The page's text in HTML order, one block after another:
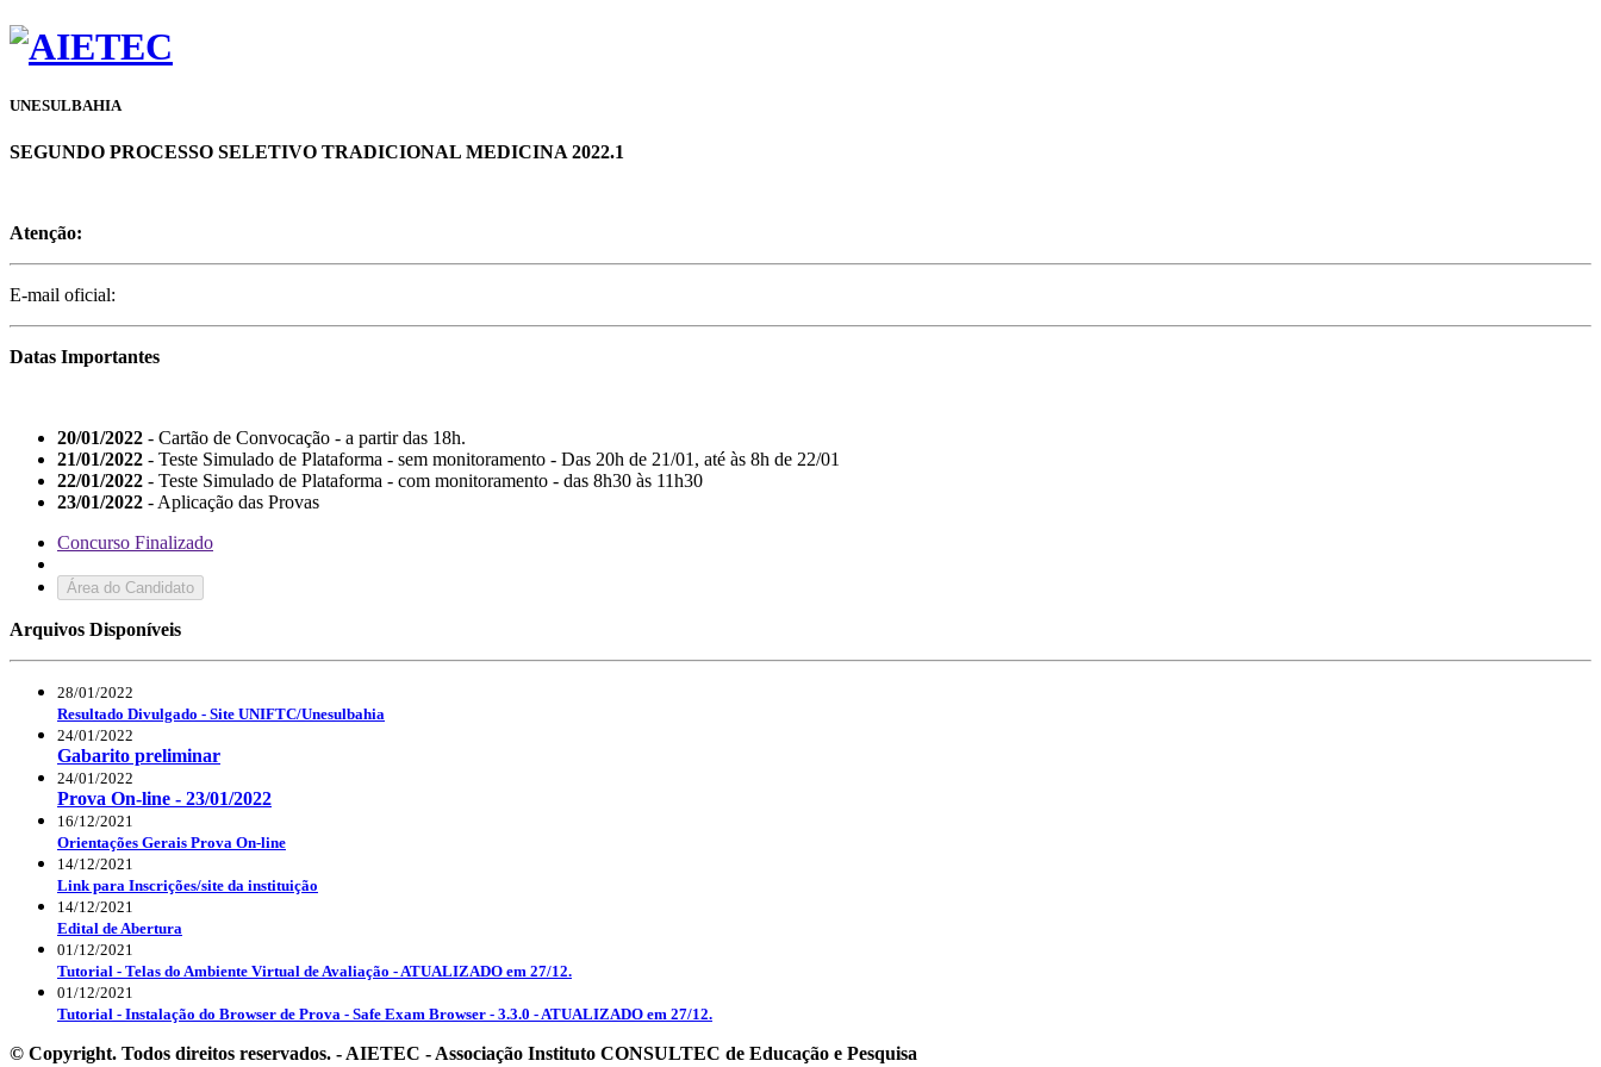
UNESULBAHIA
SEGUNDO PROCESSO SELETIVO TRADICIONAL MEDICINA 2022.1
Atenção:
E-mail oficial:
Datas Importantes
20/01/2022 - Cartão de Convocação - a partir das 18h.
21/01/2022 - Teste Simulado de Plataforma - sem monitoramento - Das 20h de 21/01, até às 8h de 22/01
22/01/2022 - Teste Simulado de Plataforma - com monitoramento - das 8h30 às 11h30
23/01/2022 - Aplicação das Provas
Concurso Finalizado
Área do Candidato
Arquivos Disponíveis
28/01/2022
Resultado Divulgado - Site UNIFTC/Unesulbahia
24/01/2022
Gabarito preliminar
24/01/2022
Prova On-line - 23/01/2022
16/12/2021
Orientações Gerais Prova On-line
14/12/2021
Link para Inscrições/site da instituição
14/12/2021
Edital de Abertura
01/12/2021
Tutorial - Telas do Ambiente Virtual de Avaliação - ATUALIZADO em 27/12.
01/12/2021
Tutorial - Instalação do Browser de Prova - Safe Exam Browser - 3.3.0 - ATUALIZADO em 27/12.
© Copyright. Todos direitos reservados. - AIETEC - Associação Instituto CONSULTEC de Educação e Pesquisa